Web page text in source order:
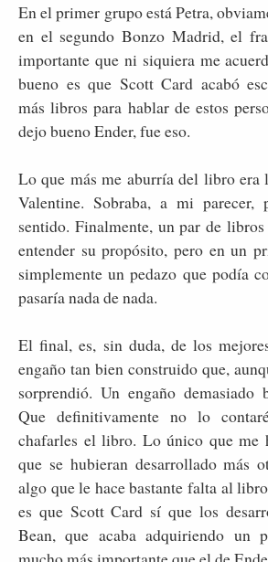
En el primer grupo está Petra,
en el segundo Bonzo Madrid, el
importante que ni siquiera me
bueno es que Scott Card acabó
más libros para hablar de estos
dejo bueno Ender, fue eso.
Lo que más me aburría del libro era
Valentine. Sobraba, a mi
sentido. Finalmente, un par de libros
entender su propósito, pero en un
simplemente un pedazo que podía
pasaría nada de nada.
El final, es, sin duda, de los
engaño tan bien construido que,
sorprendió. Un engaño demasiado
Que definitivamente no lo
chafarles el libro. Lo único que me
que se hubieran desarrollado más
algo que le hace bastante falta al
es que Scott Card sí que los
Bean, que acaba adquiriendo un